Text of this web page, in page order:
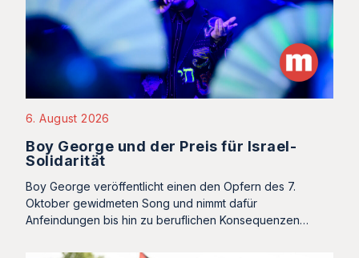
6. August 2026
Boy George und der Preis für Israel-
Solidarität
Boy George veröffentlicht einen den Opfern des 7.
Oktober gewidmeten Song und nimmt dafür
Anfeindungen bis hin zu beruflichen Konsequenzen…